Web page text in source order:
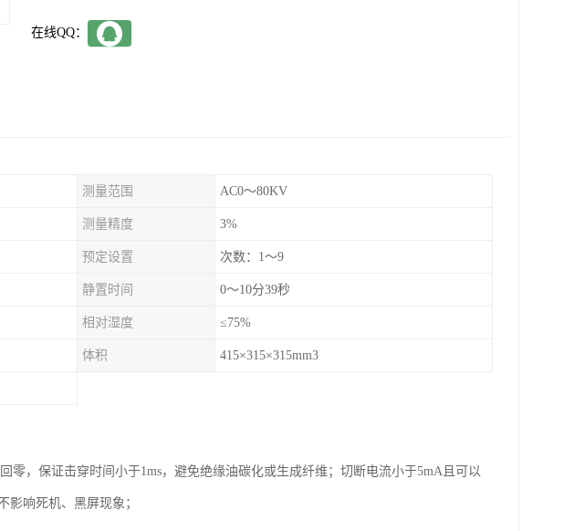
在线QQ：
测量范围 AC0～80KV
测量精度 3%
预定设置 次数：1～9
静置时间 0～10分39秒
相对湿度 ≤75%
体积 415×315×315mm3
零，保证击穿时间小于1ms，避免绝缘油碳化或生成纤维；切断电流小于5mA且可以
影响死机、黑屏现象；